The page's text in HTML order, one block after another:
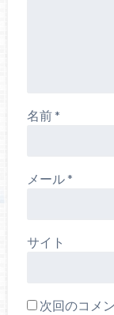
名前*
メール*
サイト
次回のコメ